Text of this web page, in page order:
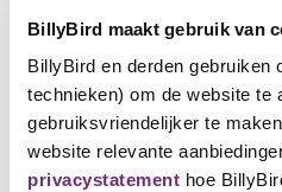
BillyBird maakt gebruik van
BillyBird en derden gebruiken
technieken) om de website te
gebruiksvriendelijker te
website relevante
privacystatement hoe
Nederlands
English
Deutsch
Ein Partner werden
schnell zu
Alle Partnerbedrijven
Schöne Extras
Preise gewinnen